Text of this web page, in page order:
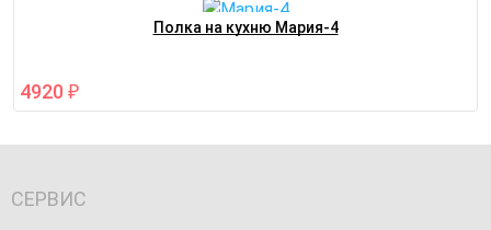
Полка на кухню Мария-4
4920 ₽
СЕРВИС